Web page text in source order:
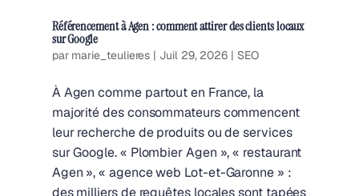
Référencement à Agen : comment attirer des clients locaux
sur Google
par marie_teulieres | Juil 29, 2026 | SEO
À Agen comme partout en France, la
majorité des consommateurs commencent
leur recherche de produits ou de services
sur Google. « Plombier Agen », « restaurant
Agen », « agence web Lot-et-Garonne » :